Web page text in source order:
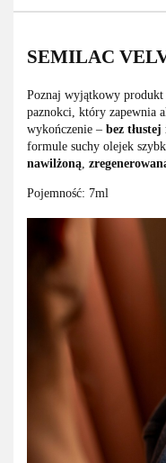
SEMILAC
Poznaj wyjątkowy
paznokci, który zapewnia
wykończenie – bez
formule suchy olejek
nawilżoną
Pojemność: 7ml